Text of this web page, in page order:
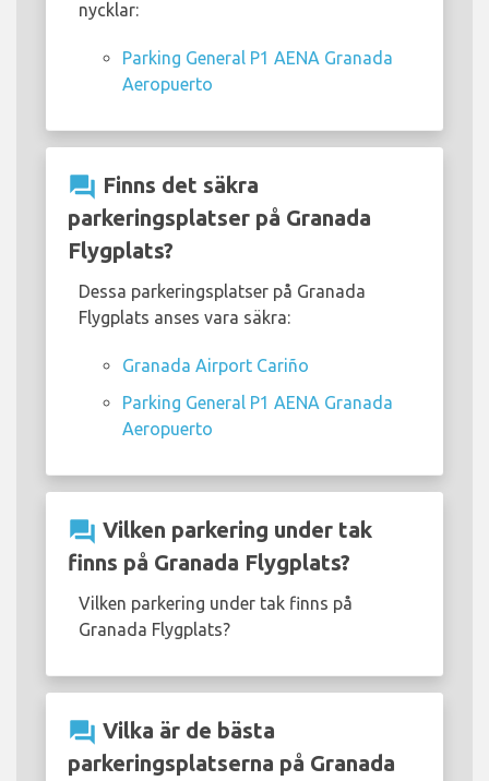
nycklar:
Parking General P1 AENA Granada
Aeropuerto
question_answer Finns det säkra
parkeringsplatser på Granada
Flygplats?
Dessa parkeringsplatser på Granada
Flygplats anses vara säkra:
Granada Airport Cariño
Parking General P1 AENA Granada
Aeropuerto
question_answer Vilken parkering under tak
finns på Granada Flygplats?
Vilken parkering under tak finns på
Granada Flygplats?
question_answer Vilka är de bästa
parkeringsplatserna på Granada